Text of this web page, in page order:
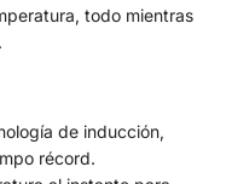
todo mientras
de inducción,
récord.